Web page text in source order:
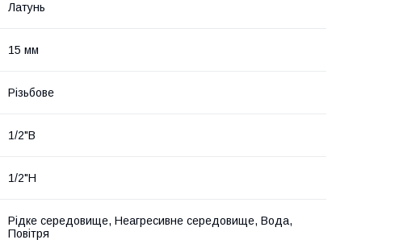
Латунь
15 мм
Різьбове
1/2"В
1/2"Н
Рідке середовище, Неагресивне середовище, Вода,
Повітря